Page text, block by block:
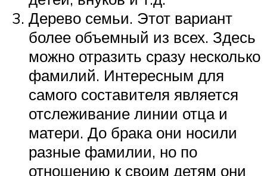
Дерево семьи. Этот вариант
более объемный из всех. Здесь
можно отразить сразу несколько
фамилий. Интересным для
самого составителя является
отслеживание линии отца и
матери. До брака они носили
разные фамилии, но по
отношению к своим детям они